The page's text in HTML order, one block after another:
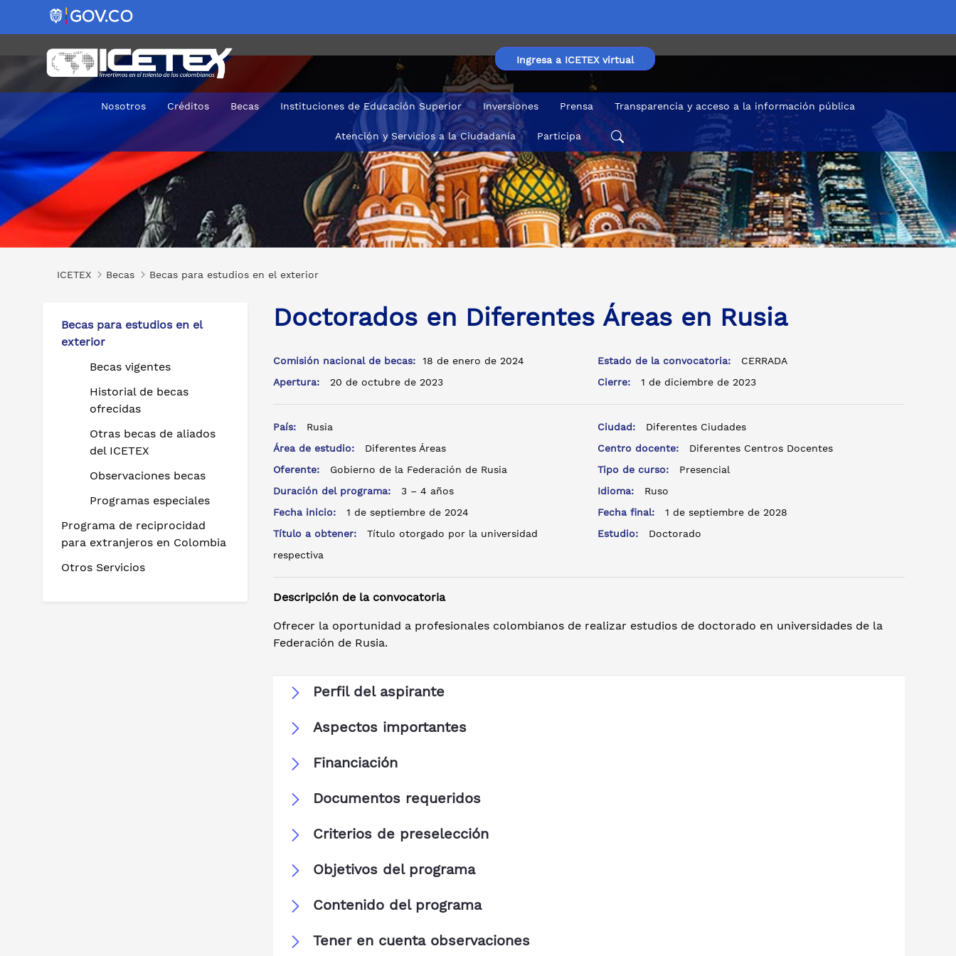
Ingresa a ICETEX virtual
Nosotros Créditos Becas Instituciones de Educación Superior Inversiones Prensa Transparencia y acceso a la información pública
Atención y Servicios a la Ciudadanía Participa
Doctorados en Diferentes Áreas en Rusia
ICETEX Becas Becas para estudios en el exterior
Becas para estudios en el
exterior
Becas vigentes
Historial de becas
ofrecidas
Otras becas de aliados
del ICETEX
Observaciones becas
Programas especiales
Programa de reciprocidad
para extranjeros en Colombia
Otros Servicios
Doctorados en Diferentes Áreas en Rusia
Comisión nacional de becas: 18 de enero de 2024
Apertura:
20 de octubre de 2023
Estado de la convocatoria:
CERRADA
Cierre:
1 de diciembre de 2023
País:
Rusia
Área de estudio:
Diferentes Áreas
Oferente:
Gobierno de la Federación de Rusia
Duración del programa:
3 – 4 años
Fecha inicio:
1 de septiembre de 2024
Título a obtener:
Título otorgado por la universidad
respectiva
Ciudad:
Diferentes Ciudades
Centro docente:
Diferentes Centros Docentes
Tipo de curso:
Presencial
Idioma:
Ruso
Fecha final:
1 de septiembre de 2028
Estudio:
Doctorado
Descripción de la convocatoria
Ofrecer la oportunidad a profesionales colombianos de realizar estudios de doctorado en universidades de la
Federación de Rusia.
Perfil del aspirante
Aspectos importantes
Financiación
Documentos requeridos
Criterios de preselección
Objetivos del programa
Contenido del programa
Tener en cuenta observaciones